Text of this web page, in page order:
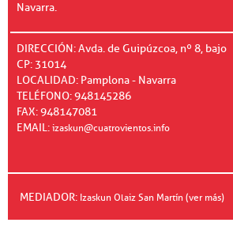
Navarra.
DIRECCIÓN: Avda. de Guipúzcoa, nº 8, bajo
CP: 31014
LOCALIDAD: Pamplona - Navarra
TELÉFONO: 948145286
FAX: 948147081
EMAIL:izaskun@cuatrovientos.info
MEDIADOR: Izaskun Olaiz San Martín (ver más)